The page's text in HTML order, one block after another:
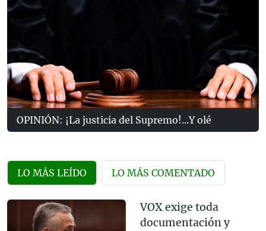
OPINIÓN: ¡La justicia del Supremo!...Y olé
LO MÁS LEÍDO LO MÁS COMENTADO
VOX exige toda
documentación y